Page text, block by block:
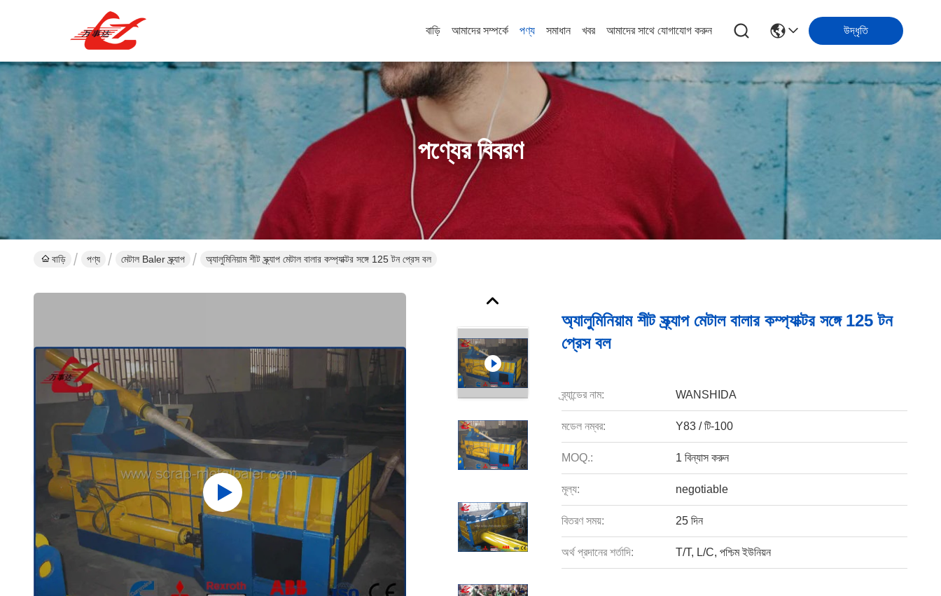
বাড়ি আমাদের সম্পর্কে পণ্য সমাধান খবর আমাদের সাথে যোগাযোগ করুন উদ্ধৃতি
পণ্যের বিবরণ
বাড়ি পণ্য মেটাল Baler স্ক্র্যাপ অ্যালুমিনিয়াম শীট স্ক্র্যাপ মেটাল বালার কম্প্যাক্টর সঙ্গে 125 টন প্রেস বল
অ্যালুমিনিয়াম শীট স্ক্র্যাপ মেটাল বালার কম্প্যাক্টর সঙ্গে 125 টন
প্রেস বল
ব্র্যান্ডের নাম: WANSHIDA
মডেল নম্বর: Y83 / টি-100
MOQ.: 1 বিন্যাস করুন
মূল্য: negotiable
বিতরণ সময়: 25 দিন
অর্থ প্রদানের শর্তাদি: T/T, L/C, পশ্চিম ইউনিয়ন